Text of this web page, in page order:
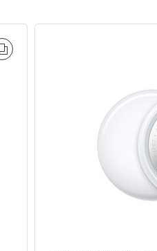
PORÓWNAJ